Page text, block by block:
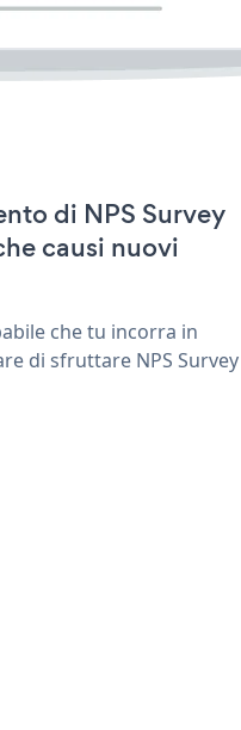
di NPS Survey
causi nuovi
che tu incorra in
di sfruttare NPS Survey